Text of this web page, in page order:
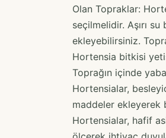
Olan Topraklar:
seçilmelidir. Aşırı
ekleyebilirsiniz.
Hortensia bitkisi
Toprağın içinde
Hortensialar,
maddeler ekleyerek
Hortensialar, hafif